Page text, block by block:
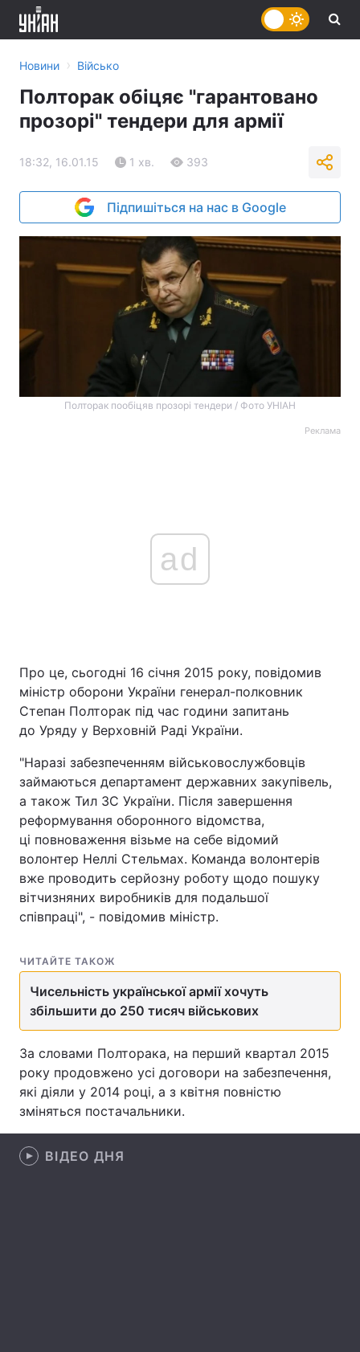
Головна Війна
Україна Політика
Економіка Світ
Спорт Наука
Зброя
Здоров'я Туризм
Екологія Регіони
Лонгріди
Відео з Youtube
Новини › Військо
Полторак обіцяє "гарантовано
прозорі" тендери для армії
18:32, 16.01.15 1 хв. 393
Підпишіться на нас в Google
Полторак пообіцяв прозорі тендери / Фото УНІАН
Реклама
ad
Про це, сьогодні 16 січня 2015 року, повідомив
міністр оборони України генерал-полковник
Степан Полторак під час години запитань
до Уряду у Верховній Раді України.
"Наразі забезпеченням військовослужбовців
займаються департамент державних закупівель,
а також Тил ЗС України. Після завершення
реформування оборонного відомства,
ці повноваження візьме на себе відомий
волонтер Неллі Стельмах. Команда волонтерів
вже проводить серйозну роботу щодо пошуку
вітчизняних виробників для подальшої
співпраці", - повідомив міністр.
ЧИТАЙТЕ ТАКОЖ
Чисельність української армії хочуть
збільшити до 250 тисяч військових
За словами Полторака, на перший квартал 2015
року продовжено усі договори на забезпечення,
які діяли у 2014 році, а з квітня повністю
зміняться постачальники.
ВІДЕО ДНЯ